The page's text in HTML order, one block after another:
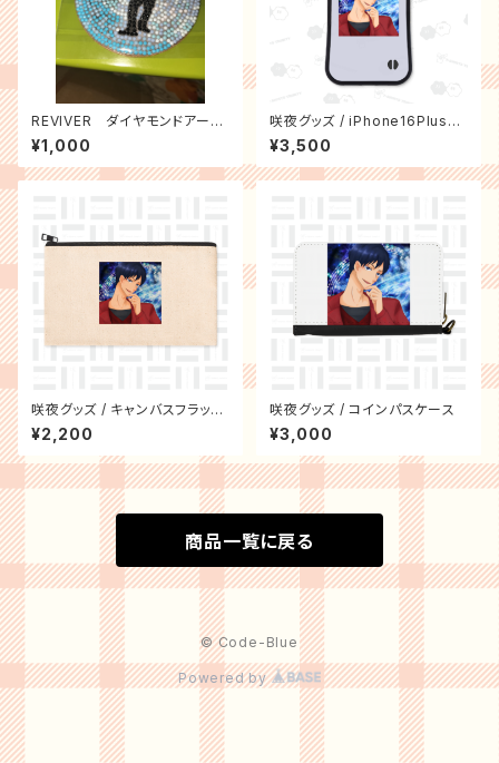
REVIVER ダイヤモンドアー
ト コースター
¥1,000
咲夜グッズ / iPhone16Plusグ
リップケース
¥3,500
咲夜グッズ / キャンバスフラット
ポーチ
¥2,200
咲夜グッズ / コインパスケース
¥3,000
商品一覧に戻る
© Code-Blue
Powered by